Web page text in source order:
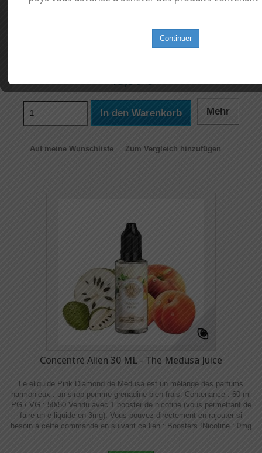
13,90 €
In den Warenkorb Mehr
Auf meine Wunschliste Zum Vergleich hinzufügen
Concentré Alien 30 ML - The Medusa Juice
Le eliquide Pink Diamond de Medusa est un mélange des parfums
harmonieux : un sirop pomme grenadine bien frais. Contenance : 60 ml
PG / VG : 50/50 Vendu avec 1 booster de nicotine (vous permettant de
faire un e-liquide en 3mg). Vous pouvez directement en rajouter si
besoin à cette commande en suivant ce lien : Boosters !​​ Nicotine : 0mg
Continuer